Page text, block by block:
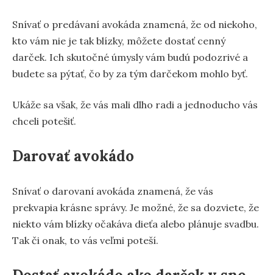
Snívať o predávaní avokáda znamená, že od niekoho,
kto vám nie je tak blízky, môžete dostať cenný
darček. Ich skutočné úmysly vám budú podozrivé a
budete sa pýtať, čo by za tým darčekom mohlo byť.
Ukáže sa však, že vás mali dlho radi a jednoducho vás
chceli potešiť.
Darovať avokádo
Snívať o darovaní avokáda znamená, že vás
prekvapia krásne správy. Je možné, že sa dozviete, že
niekto vám blízky očakáva dieťa alebo plánuje svadbu.
Tak či onak, to vás veľmi poteší.